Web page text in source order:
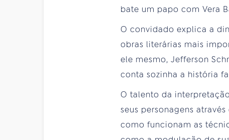
bate um papo com Vera
O convidado explica a
obras literárias mais
ele mesmo, Jefferson
conta sozinha a história
O talento da
seus personagens
como funcionam as